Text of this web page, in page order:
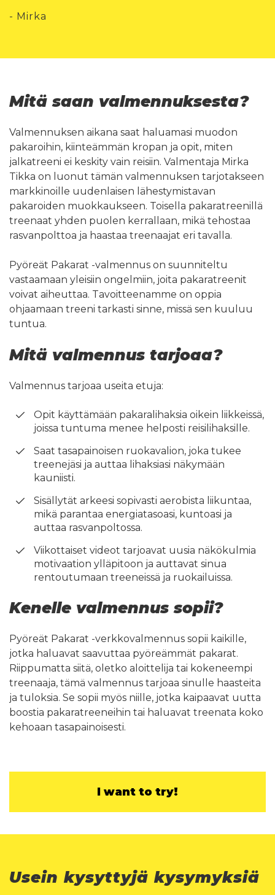
- Mirka
Mitä saan valmennuksesta?
Valmennuksen aikana saat haluamasi muodon
pakaroihin, kiinteämmän kropan ja opit, miten
jalkatreeni ei keskity vain reisiin. Valmentaja Mirka
Tikka on luonut tämän valmennuksen tarjotakseen
markkinoille uudenlaisen lähestymistavan
pakaroiden muokkaukseen. Toisella pakaratreenillä
treenaat yhden puolen kerrallaan, mikä tehostaa
rasvanpolttoa ja haastaa treenaajat eri tavalla.
Pyöreät Pakarat -valmennus on suunniteltu
vastaamaan yleisiin ongelmiin, joita pakaratreenit
voivat aiheuttaa. Tavoitteenamme on oppia
ohjaamaan treeni tarkasti sinne, missä sen kuuluu
tuntua.
Mitä valmennus tarjoaa?
Valmennus tarjoaa useita etuja:
Opit käyttämään pakaralihaksia oikein liikkeissä,
joissa tuntuma menee helposti reisilihaksille.
Saat tasapainoisen ruokavalion, joka tukee
treenejäsi ja auttaa lihaksiasi näkymään
kauniisti.
Sisällytät arkeesi sopivasti aerobista liikuntaa,
mikä parantaa energiatasoasi, kuntoasi ja
auttaa rasvanpoltossa.
Viikottaiset videot tarjoavat uusia näkökulmia
motivaation ylläpitoon ja auttavat sinua
rentoutumaan treeneissä ja ruokailuissa.
Kenelle valmennus sopii?
Pyöreät Pakarat -verkkovalmennus sopii kaikille,
jotka haluavat saavuttaa pyöreämmät pakarat.
Riippumatta siitä, oletko aloittelija tai kokeneempi
treenaaja, tämä valmennus tarjoaa sinulle haasteita
ja tuloksia. Se sopii myös niille, jotka kaipaavat uutta
boostia pakaratreeneihin tai haluavat treenata koko
kehoaan tasapainoisesti.
I want to try!
Usein kysyttyjä kysymyksiä